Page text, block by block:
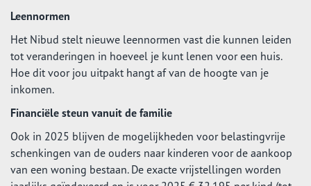
Leennormen
Het Nibud stelt nieuwe leennormen vast die kunnen leiden
tot veranderingen in hoeveel je kunt lenen voor een huis.
Hoe dit voor jou uitpakt hangt af van de hoogte van je
inkomen.
Financiële steun vanuit de familie
Ook in 2025 blijven de mogelijkheden voor belastingvrije
schenkingen van de ouders naar kinderen voor de aankoop
van een woning bestaan. De exacte vrijstellingen worden